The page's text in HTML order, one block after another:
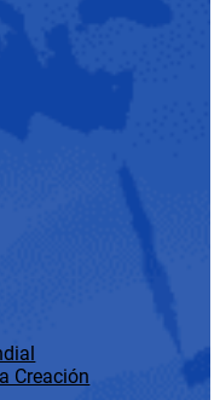
Creación